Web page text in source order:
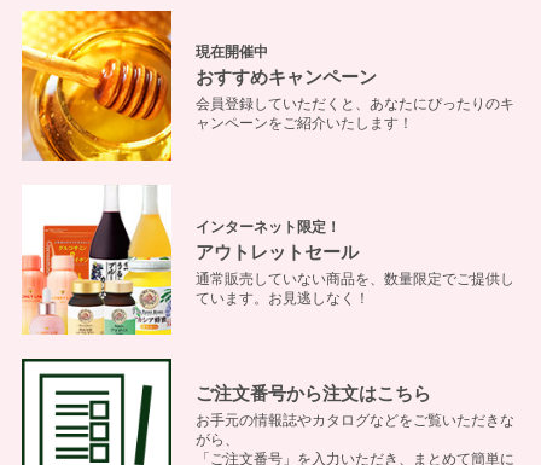
現在開催中
おすすめキャンペーン
会員登録していただくと、あなたにぴったりのキ
ャンペーンをご紹介いたします！
インターネット限定！
アウトレットセール
通常販売していない商品を、数量限定でご提供し
ています。お見逃しなく！
ご注文番号から注文はこちら
お手元の情報誌やカタログなどをご覧いただきな
がら、
「ご注文番号」を入力いただき、まとめて簡単に